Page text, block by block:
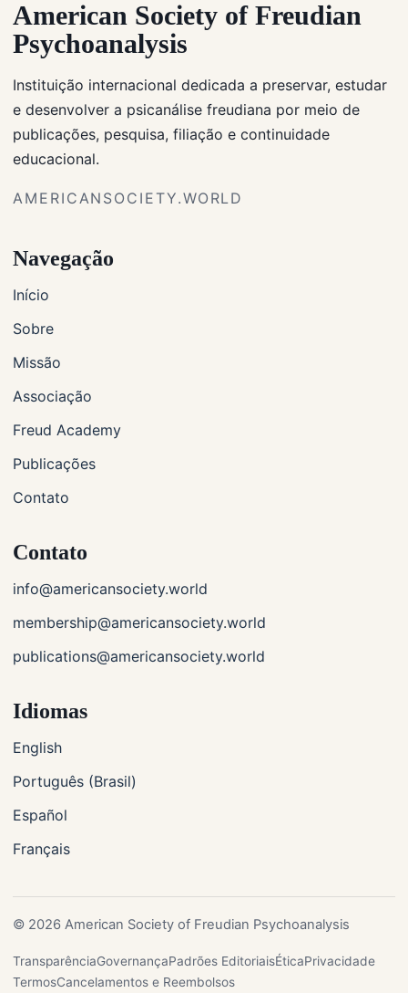
American Society of Freudian
Psychoanalysis
Instituição internacional dedicada a preservar, estudar
e desenvolver a psicanálise freudiana por meio de
publicações, pesquisa, filiação e continuidade
educacional.
AMERICANSOCIETY.WORLD
Navegação
Início
Sobre
Missão
Associação
Freud Academy
Publicações
Contato
Contato
info@americansociety.world
membership@americansociety.world
publications@americansociety.world
Idiomas
English
Português (Brasil)
Español
Français
© 2026 American Society of Freudian Psychoanalysis
TransparênciaGovernançaPadrões EditoriaisÉticaPrivacidade
TermosCancelamentos e Reembolsos